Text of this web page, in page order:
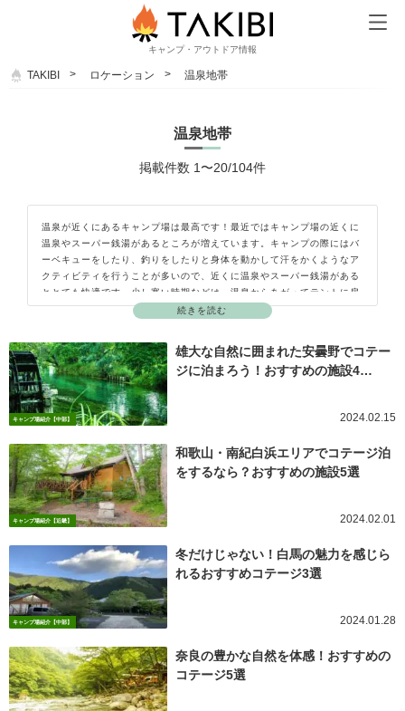
キャンプ・アウトドア情報
TAKIBI ロケーション 温泉地帯
温泉地帯
掲載件数 1〜20/104件
続きを読む
温泉が近くにあるキャンプ場は最高です！最近ではキャンプ場の近くに
温泉やスーパー銭湯があるところが増えています。キャンプの際にはバ
ーベキューをしたり、釣りをしたりと身体を動かして汗をかくようなア
クティビティを行うことが多いので、近くに温泉やスーパー銭湯がある
ととても快適です。少し寒い時期などは、温泉からあがってテントに戻
る際に湯冷めしてしまうこともありますので、風邪をひかないように注
されてしまうので、寝る前にスプレーするのも忘れずに。
キャンプ場紹介【中部】
雄大な自然に囲まれた安曇野でコテー
ジに泊まろう！おすすめの施設4…
2024.02.15
キャンプ場紹介【近畿】
和歌山・南紀白浜エリアでコテージ泊
をするなら？おすすめの施設5選
2024.02.01
キャンプ場紹介【中部】
冬だけじゃない！白馬の魅力を感じら
れるおすすめコテージ3選
2024.01.28
奈良の豊かな自然を体感！おすすめの
コテージ5選